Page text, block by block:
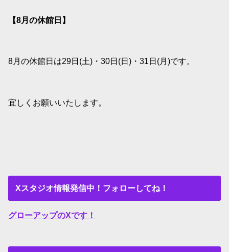
【8月の休館日】
8月の休館日は29日(土)・30日(日)・31日(月)です。
宜しくお願いいたします。
Xスタジオ情報発信中！フォローしてね！
グローアップのXです！